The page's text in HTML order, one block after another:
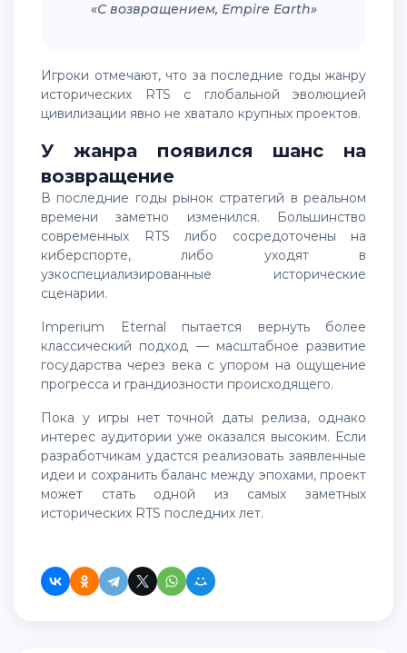
«С возвращением, Empire Earth»
Игроки отмечают, что за последние годы жанру
исторических RTS с глобальной эволюцией
цивилизации явно не хватало крупных проектов.
У жанра появился шанс на
возвращение
В последние годы рынок стратегий в реальном
времени заметно изменился. Большинство
современных RTS либо сосредоточены на
киберспорте, либо уходят в
узкоспециализированные исторические
сценарии.
Imperium Eternal пытается вернуть более
классический подход — масштабное развитие
государства через века с упором на ощущение
прогресса и грандиозности происходящего.
Пока у игры нет точной даты релиза, однако
интерес аудитории уже оказался высоким. Если
разработчикам удастся реализовать заявленные
идеи и сохранить баланс между эпохами, проект
может стать одной из самых заметных
исторических RTS последних лет.